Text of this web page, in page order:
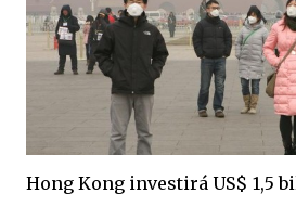
Hong Kong investirá US$ 1,5